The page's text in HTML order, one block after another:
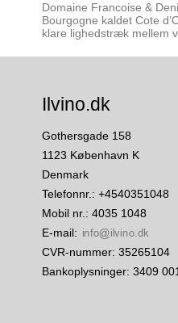
Domaine Francoise &
Bourgogne kaldet Cote
klare lighedstræk mellem
Ilvino.dk
Gothersgade 158
1123 København K
Denmark
Telefonnr. : +4540351048
Mobil nr. : 4035 1048
E-mail:
CVR-nummer: 35265104
Bankoplysninger: 3409